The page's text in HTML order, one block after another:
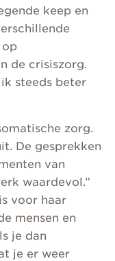
keep en
op
de crisiszorg.
steeds beter
zorg.
De gesprekken
van
waardevol.”
voor haar
mensen en
je dan
je er weer